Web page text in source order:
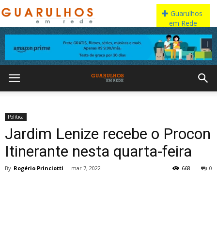
Política
Jardim Lenize recebe o Procon
Itinerante nesta quarta-feira
By Rogério Princiotti - mar 7, 2022 0
668